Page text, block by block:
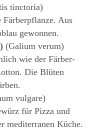
tinctoria)
Aus
gewonnen.
(Galium verum)
wie der Färber-
Die Blüten
vulgare)
für Pizza und
mediterranen Küche.